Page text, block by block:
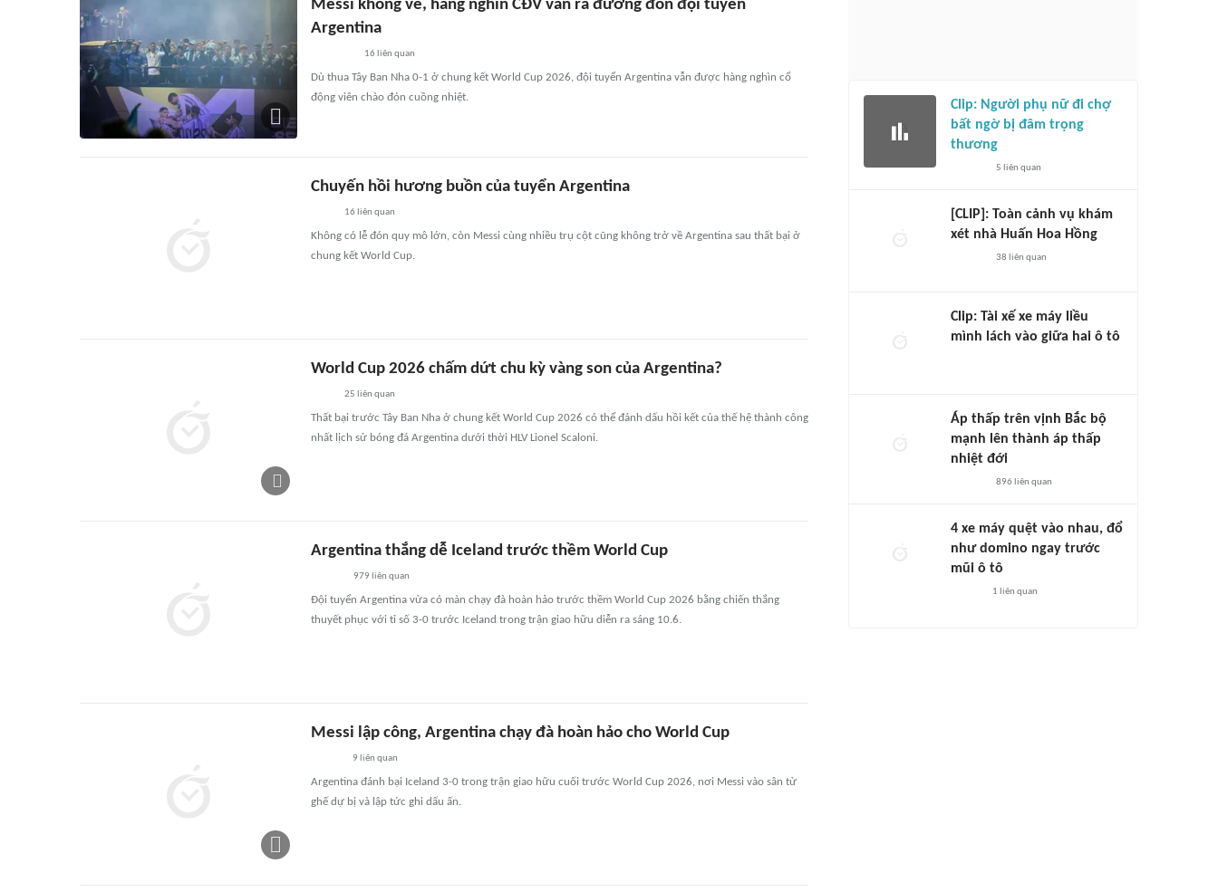
Messi không về, hàng nghìn CĐV vẫn ra đường đón đội tuyển
Argentina
16 liên quan
Dù thua Tây Ban Nha 0-1 ở chung kết World Cup 2026, đội tuyển Argentina vẫn được hàng nghìn cổ
động viên chào đón cuồng nhiệt.
Chuyến hồi hương buồn của tuyển Argentina
16 liên quan
Không có lễ đón quy mô lớn, còn Messi cùng nhiều trụ cột cũng không trở về Argentina sau thất bại ở
chung kết World Cup.
World Cup 2026 chấm dứt chu kỳ vàng son của Argentina?
25 liên quan
Thất bại trước Tây Ban Nha ở chung kết World Cup 2026 có thể đánh dấu hồi kết của thế hệ thành công
nhất lịch sử bóng đá Argentina dưới thời HLV Lionel Scaloni.
Argentina thắng dễ Iceland trước thềm World Cup
979 liên quan
Đội tuyển Argentina vừa có màn chạy đà hoàn hảo trước thềm World Cup 2026 bằng chiến thắng
thuyết phục với tỉ số 3-0 trước Iceland trong trận giao hữu diễn ra sáng 10.6.
Messi lập công, Argentina chạy đà hoàn hảo cho World Cup
9 liên quan
Argentina đánh bại Iceland 3-0 trong trận giao hữu cuối trước World Cup 2026, nơi Messi vào sân từ
ghế dự bị và lập tức ghi dấu ấn.
Clip: Người phụ nữ đi chợ
bất ngờ bị đâm trọng
thương
5 liên quan
[CLIP]: Toàn cảnh vụ khám
xét nhà Huấn Hoa Hồng
38 liên quan
Clip: Tài xế xe máy liều
mình lách vào giữa hai ô tô
Áp thấp trên vịnh Bắc bộ
mạnh lên thành áp thấp
nhiệt đới
896 liên quan
4 xe máy quệt vào nhau, đổ
như domino ngay trước
mũi ô tô
1 liên quan